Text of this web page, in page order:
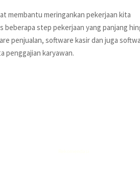
membantu meringankan pekerjaan kita
beberapa step pekerjaan yang panjang
penjualan, software kasir dan juga
penggajian karyawan.